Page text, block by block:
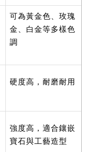
可為黃金色、玫瑰
金、白金等多樣色
調
硬度高，耐磨耐用
強度高，適合鑲嵌
寶石與工藝造型